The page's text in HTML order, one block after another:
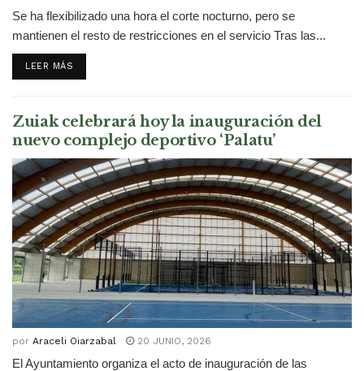
Se ha flexibilizado una hora el corte nocturno, pero se
mantienen el resto de restricciones en el servicio Tras las...
LEER MÁS
Zuiak celebrará hoy la inauguración del
nuevo complejo deportivo ‘Palatu’
por Araceli Oiarzabal 20 JUNIO, 2026
El Ayuntamiento organiza el acto de inauguración de las